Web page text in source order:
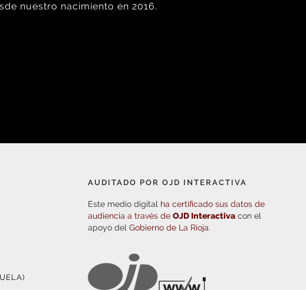
nuestro nacimiento en 2016.
AUDITADO POR OJD INTERACTIVA
Este medio digital ha certificado sus datos de
audiencia a través deOJD Interactiva con el
apoyo delGobierno de La Rioja.